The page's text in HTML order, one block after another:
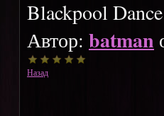
Blackpool
Автор: batman
Назад